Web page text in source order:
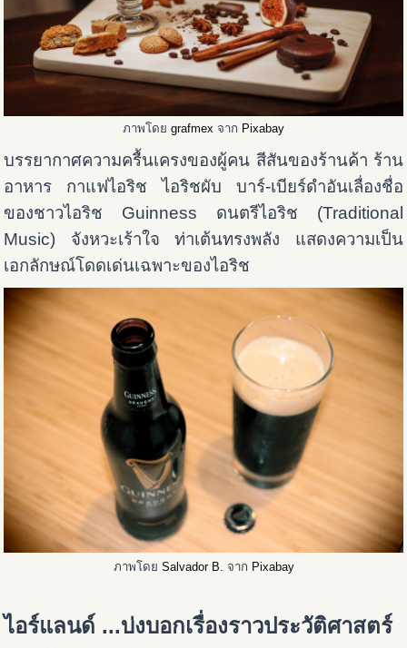
ภาพโดย grafmex จาก Pixabay
บรรยากาศความครื้นเครงของผู้คน สีสันของร้านค้า ร้าน
อาหาร กาแฟไอริช ไอริชผับ บาร์-เบียร์ดำอันเลื่องชื่อ
ของชาวไอริช Guinness ดนตรีไอริช (Traditional
Music) จังหวะเร้าใจ ท่าเต้นทรงพลัง แสดงความเป็น
เอกลักษณ์โดดเด่นเฉพาะของไอริช
ภาพโดย Salvador B. จาก Pixabay
ไอร์แลนด์ ...บ่งบอกเรื่องราวประวัติศาสตร์